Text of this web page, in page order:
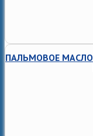
ПАЛЬМОВОЕ МАСЛО